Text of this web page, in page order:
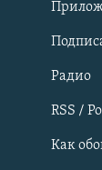
Радио
RSS /
Как